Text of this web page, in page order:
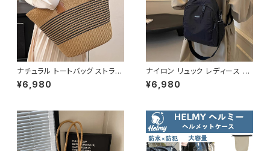
校 通学 オフィスカジュアル デイ
リー お出かけ オフィス カジュア
ル 上品 大人 10代 20代 30代
40代 K-B0046
ナチュラル トートバッグ ストライ
プデザイン かごバッグ レディー
ス バック 肩掛け 大容量 軽量
B0206
¥6,980
ナイロン リュック レディース ミ
ニバックパック 2WAY ショルダ
ー 肩掛け ハンドバッグ 軽量 カ
¥6,980